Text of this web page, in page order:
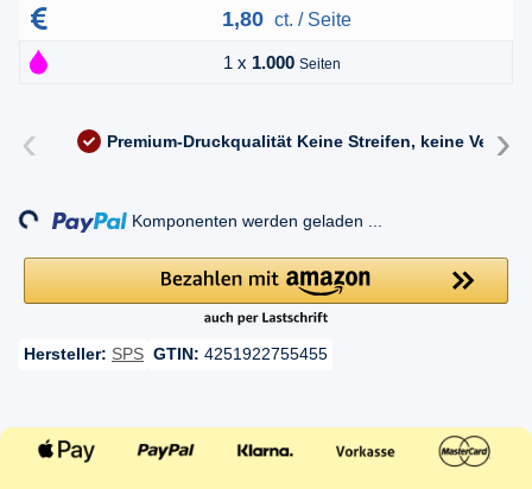
1,80 ct. / Seite
1 x 1.000 Seiten
‹ Premium-Druckqualität Keine Streifen, keine ›
Loading... Komponenten werden geladen ...
Hersteller: SPS GTIN: 4251922755455